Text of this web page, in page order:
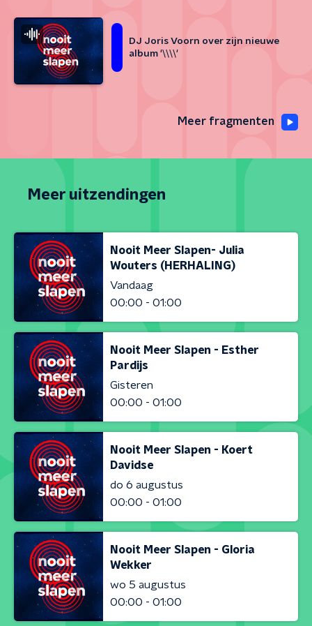
DJ Joris Voorn over zijn nieuwe
album '\\\\'
Meer fragmenten
Meer uitzendingen
Nooit Meer Slapen- Julia
Wouters (HERHALING)
Vandaag
00:00 - 01:00
Nooit Meer Slapen - Esther
Pardijs
Gisteren
00:00 - 01:00
Nooit Meer Slapen - Koert
Davidse
do 6 augustus
00:00 - 01:00
Nooit Meer Slapen - Gloria
Wekker
wo 5 augustus
00:00 - 01:00